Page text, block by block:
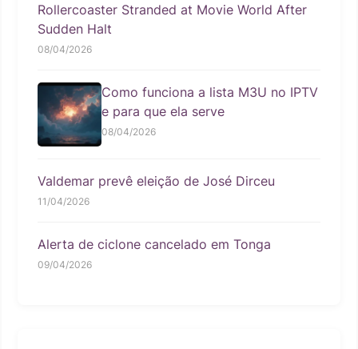
Rollercoaster Stranded at Movie World After
Sudden Halt
08/04/2026
Como funciona a lista M3U no IPTV
e para que ela serve
08/04/2026
Valdemar prevê eleição de José Dirceu
11/04/2026
Alerta de ciclone cancelado em Tonga
09/04/2026